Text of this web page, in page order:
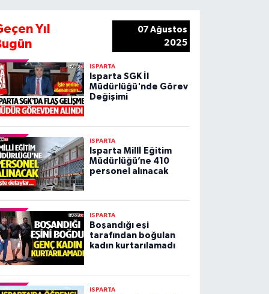
Yıl
07 Ağustos
2025
ISPARTA
Isparta SGK İl
Müdürlüğü'nde Görev
Değişimi
ISPARTA
Isparta Millİ Eğitim
Müdürlüğü’ne 410
personel alınacak
ISPARTA
Boşandığı eşi
tarafından boğulan
kadın kurtarılamadı
ISPARTA